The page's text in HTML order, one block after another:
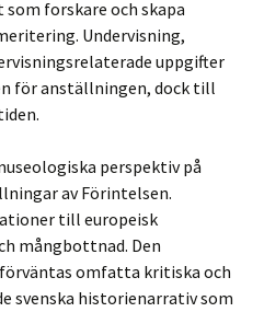
forskare och skapa
Undervisning,
uppgifter
för anställningen, dock till
perspektiv på
av Förintelsen.
till europeisk
mångbottnad. Den
omfatta kritiska och
svenska historienarrativ som